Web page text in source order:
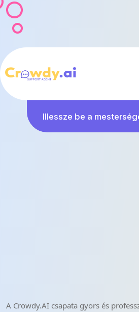
Illessze be a
A Crowdy.AI csapata gyors és